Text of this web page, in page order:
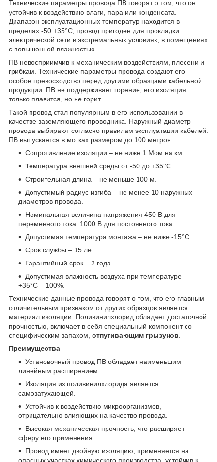
Технические параметры провода ПВ говорят о том, что он
устойчив к воздействию влаги, пара или конденсата.
Диапазон эксплуатационных температур находится в
пределах -50 +35°С, провод пригоден для прокладки
электрической сети в экстремальных условиях, в помещениях
с повышенной влажностью.
ПВ невосприимчив к механическим воздействиям, плесени и
грибкам. Технические параметры провода создают его
особое превосходство перед другими образцами кабельной
продукции. ПВ не поддерживает горение, его изоляция
только плавится, но не горит.
Такой провод стал популярным в его использовании в
качестве заземляющего проводника. Наружный диаметр
провода выбирают согласно правилам эксплуатации кабелей.
ПВ выпускается в мотках размером до 100 метров.
Сопротивление изоляции – не ниже 1 Мом на км.
Температура внешней среды от -50 до +35°С.
Строительная длина – не меньше 100 м.
Допустимый радиус изгиба – не менее 10 наружных
диаметров провода.
Номинальная величина напряжения 450 В для
переменного тока, 1000 В для постоянного тока.
Допустимая температура монтажа – не ниже -15°С.
Срок службы – 15 лет.
Гарантийный срок – 2 года.
Допустимая влажность воздуха при температуре
+35°С – 100%.
Технические данные провода говорят о том, что его главным
отличительным признаком от других образцов является
материал изоляции. Поливинилхлорид обладает достаточной
прочностью, включает в себя специальный компонент со
специфическим запахом, отпугивающим грызунов
Преимущества
Установочный провод ПВ обладает наименьшим
линейным расширением.
Изоляция из поливинилхлорида является
самозатухающей.
Устойчив к воздействию микроорганизмов,
отрицательно влияющих на качество провода.
Высокая механическая прочность, что расширяет
сферу его применения.
Провод имеет двойную изоляцию, применяется на
опасных участках химического производства, устойчив к